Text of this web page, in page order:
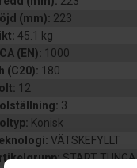
(mm): 223
45.1 kg
(EN): 1000
(C20): 180
12
3
Konisk
VÄTSKEFYLLT
START TUNGA